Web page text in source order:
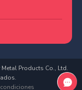
Products Co., Ltd.